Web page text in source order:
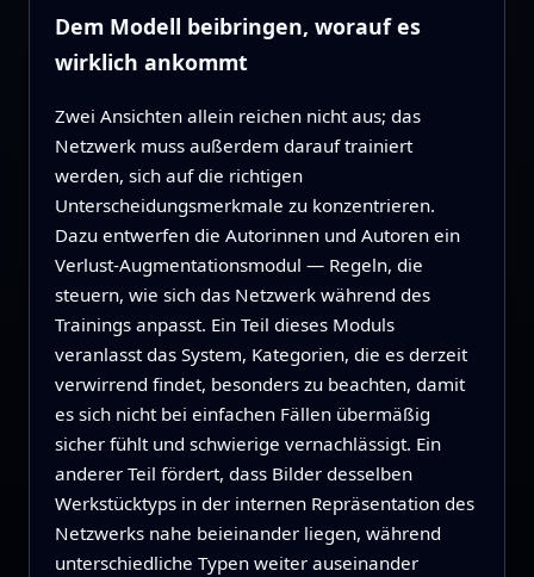
Dem Modell beibringen, worauf es
wirklich ankommt
Zwei Ansichten allein reichen nicht aus; das
Netzwerk muss außerdem darauf trainiert
werden, sich auf die richtigen
Unterscheidungsmerkmale zu konzentrieren.
Dazu entwerfen die Autorinnen und Autoren ein
Verlust‑Augmentationsmodul — Regeln, die
steuern, wie sich das Netzwerk während des
Trainings anpasst. Ein Teil dieses Moduls
veranlasst das System, Kategorien, die es derzeit
verwirrend findet, besonders zu beachten, damit
es sich nicht bei einfachen Fällen übermäßig
sicher fühlt und schwierige vernachlässigt. Ein
anderer Teil fördert, dass Bilder desselben
Werkstücktyps in der internen Repräsentation des
Netzwerks nahe beieinander liegen, während
unterschiedliche Typen weiter auseinander